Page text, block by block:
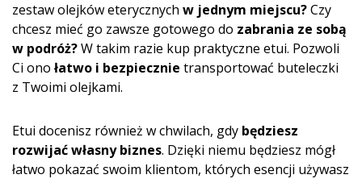
zestaw olejków eterycznych w jednym miejscu?Czy
chcesz mieć go zawsze gotowego do zabrania ze sobą
w podróż?W takim razie kup praktyczne etui. Pozwoli
Ci ono łatwo i bezpiecznie transportować buteleczki
z Twoimi olejkami.
Etui docenisz również w chwilach, gdy będziesz
rozwijać własny biznes. Dzięki niemu będziesz mógł
łatwo pokazać swoim klientom, których esencji używasz